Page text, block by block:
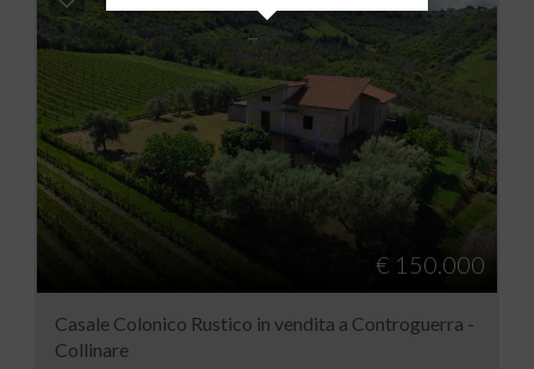
€ 150.000
Casale Colonico Rustico in vendita a Controguerra -
Collinare